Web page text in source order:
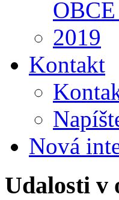
2019
Kontakt
Nová
Udalosti v